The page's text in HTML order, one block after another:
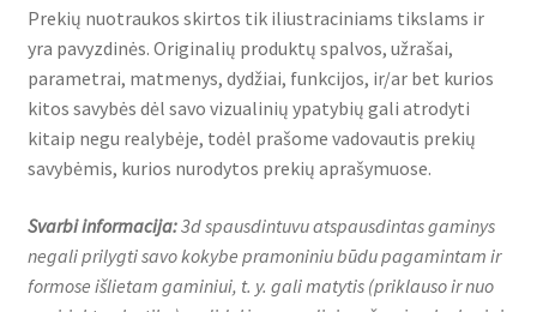
Prekių nuotraukos skirtos tik iliustraciniams tikslams ir
yra pavyzdinės. Originalių produktų spalvos, užrašai,
parametrai, matmenys, dydžiai, funkcijos, ir/ar bet kurios
kitos savybės dėl savo vizualinių ypatybių gali atrodyti
kitaip negu realybėje, todėl prašome vadovautis prekių
savybėmis, kurios nurodytos prekių aprašymuose.
Svarbi informacija:3d spausdintuvu atspausdintas gaminys
negali prilygti savo kokybe pramoniniu būdu pagamintam ir
formose išlietam gaminiui, t. y. gali matytis (priklauso ir nuo